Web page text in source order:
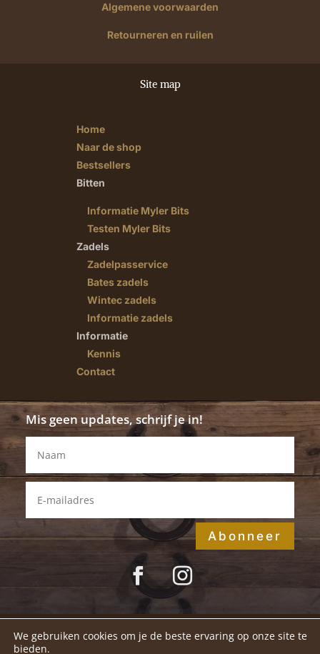
Algemene voorwaarden
Retourneren en ruilen
Site map
Home
Naar de shop
Bestsellers
Bitten
Informatie Myler Bits
Testen Myler Bits
Zadels
Zadelpasservice
Bates zadels
Wintec zadels
Informatie zadels
Informatie
Kennis
Contact
Mis geen updates, schrijf je in!
Abonneer
Disclaimer
We gebruiken cookies om je de beste ervaring op onze site te
bieden.